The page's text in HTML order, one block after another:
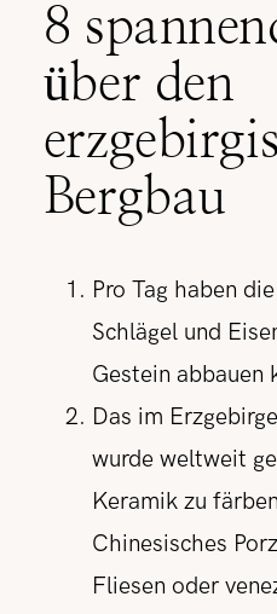
8
über den
Bergbau
Pro Tag haben
Schlägel und
Gestein abbauen
Das im
wurde weltweit
Keramik zu
Chinesisches
Fliesen oder